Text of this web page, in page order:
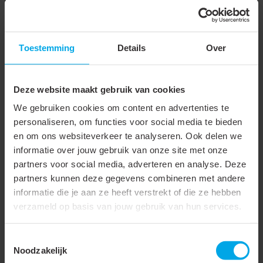
Toestemming Details Over
Deze website maakt gebruik van cookies
We gebruiken cookies om content en advertenties te
personaliseren, om functies voor social media te bieden
en om ons websiteverkeer te analyseren. Ook delen we
informatie over jouw gebruik van onze site met onze
partners voor social media, adverteren en analyse. Deze
partners kunnen deze gegevens combineren met andere
informatie die je aan ze heeft verstrekt of die ze hebben
verzameld op basis van jouw gebruik van hun services.
Noodzakelijk
Materiaal buitenbuis
Aluminium
Buitendiameter
275 mm
Flexibel
Aansluiting 1
Insteekeind
Aansluiting 2
Insteekeind
Met voorgemonteerde
afdichting
Isolatiedikte
25 mm
Soort isolatiemateriaal